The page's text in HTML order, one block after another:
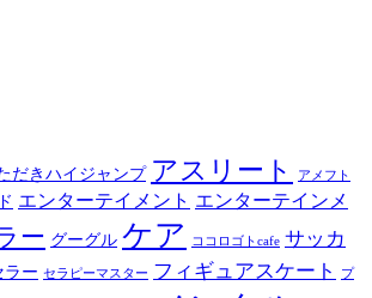
だきハイジャンプ アスリート アメフト
エンターテイメント エンターテインメ
ー グーグル ケア ココロゴトcafe サッカ
ラー セラピーマスター フィギュアスケート プ